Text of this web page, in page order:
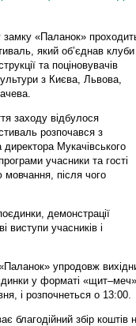
замку «Паланок»
який об’єднав клуби
та поціновувачів
з Києва, Львова,
заходу відбулося
розпочався з
директора Мукачівського
учасники та гості
мовчання, після чого
демонстрації
виступи учасників і
упродовж
у форматі «щит–меч».
і розпочнеться о 13:00.
благодійний збір коштів